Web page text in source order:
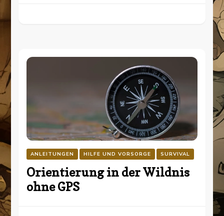
ANLEITUNGEN HILFE UND VORSORGE SURVIVAL
Orientierung in der Wildnis
ohne GPS